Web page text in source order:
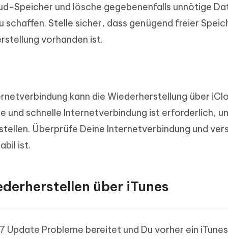
Speicher und lösche gegebenenfalls unnötige
schaffen. Stelle sicher, dass genügend freier
vorhanden ist.
kann die Wiederherstellung über
und schnelle Internetverbindung ist erforderlich,
Überprüfe Deine Internetverbindung und
ist.
über iTunes
Update Probleme bereitet und Du vorher ein